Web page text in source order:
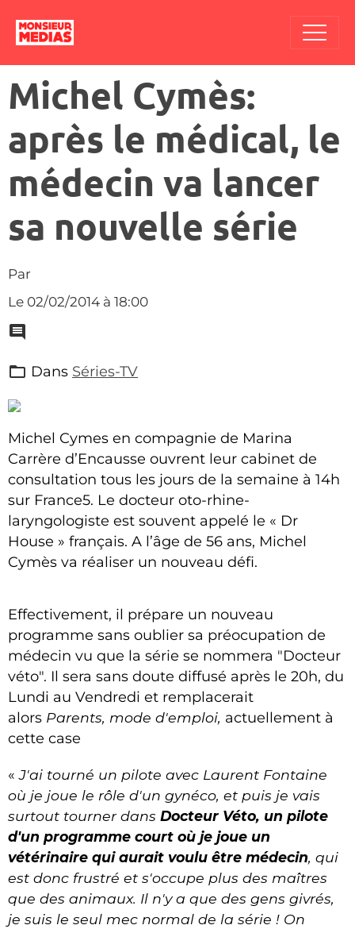
Michel Cymès:
après le médical, le
médecin va lancer
sa nouvelle série
Par
Le 02/02/2014 à 18:00
Dans Séries-TV
Michel Cymes en compagnie de Marina
Carrère d’Encausse ouvrent leur cabinet de
consultation tous les jours de la semaine à 14h
sur France5. Le docteur oto-rhine-
laryngologiste est souvent appelé le « Dr
House » français. A l’âge de 56 ans, Michel
Cymès va réaliser un nouveau défi.
Effectivement, il prépare un nouveau
programme sans oublier sa préocupation de
médecin vu que la série se nommera "Docteur
véto". Il sera sans doute diffusé après le 20h, du
Lundi au Vendredi et remplacerait
alors Parents, mode d'emploi, actuellement à
cette case
«J'ai tourné un pilote avec Laurent Fontaine
où je joue le rôle d'un gynéco, et puis je vais
surtout tourner dans Docteur Véto, un pilote
d'un programme court où je joue un
vétérinaire qui aurait voulu être médecin, qui
est donc frustré et s'occupe plus des maîtres
que des animaux. Il n'y a que des gens givrés,
je suis le seul mec normal de la série ! On